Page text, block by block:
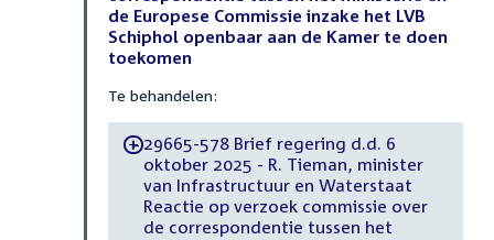
de Europese Commissie inzake het LVB
Schiphol openbaar aan de Kamer te doen
toekomen
Te behandelen:
-29665-578 Brief regering d.d. 6
oktober 2025 - R. Tieman, minister
van Infrastructuur en Waterstaat
Reactie op verzoek commissie over
de correspondentie tussen het